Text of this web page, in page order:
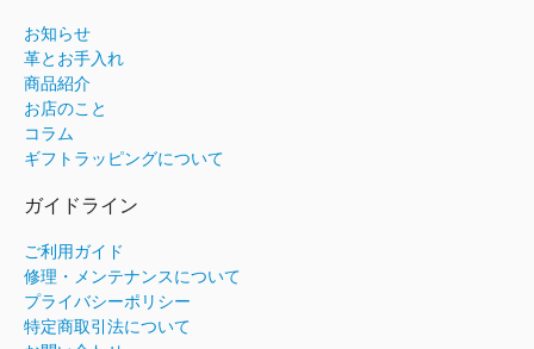
お知らせ
革とお手入れ
商品紹介
お店のこと
コラム
ギフトラッピングについて
ガイドライン
ご利用ガイド
修理・メンテナンスについて
プライバシーポリシー
特定商取引法について